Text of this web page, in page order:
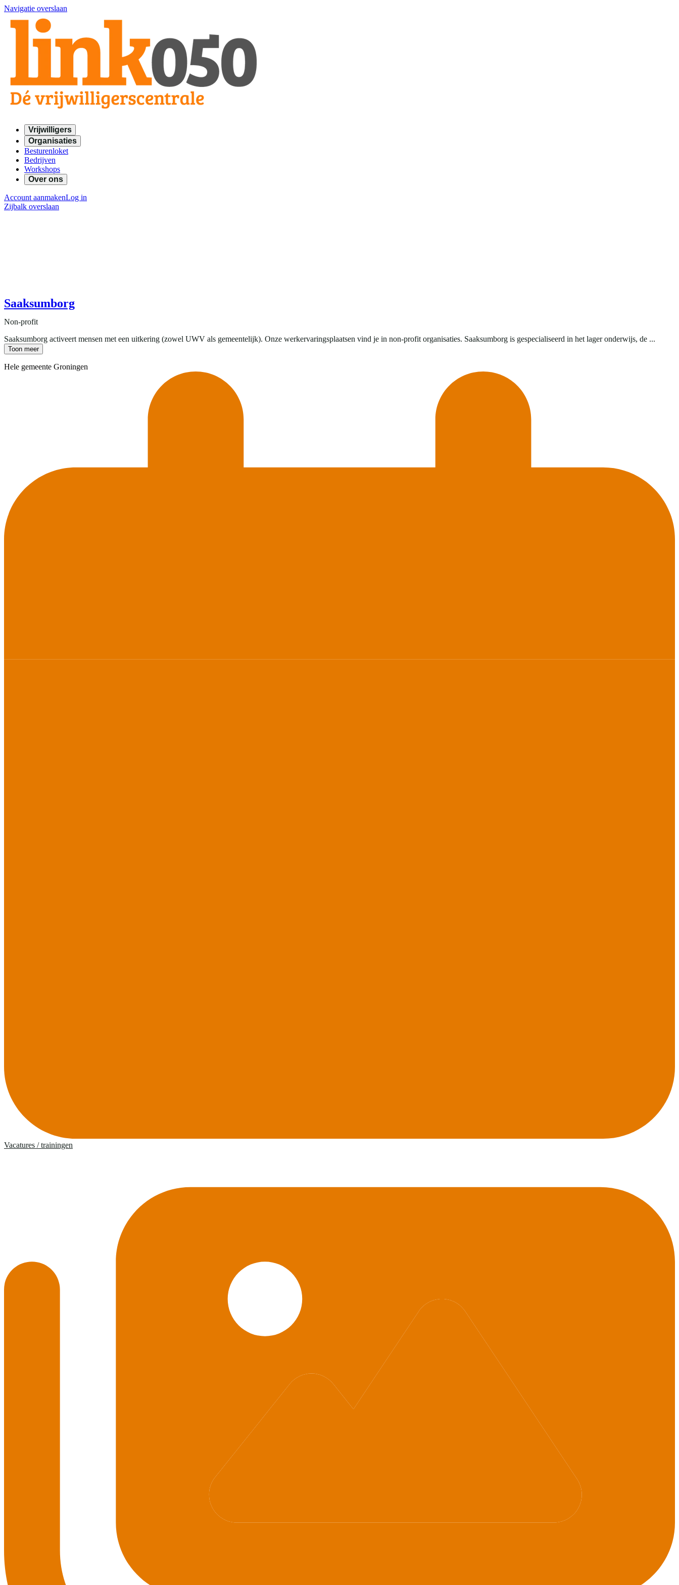
Navigatie overslaan
Vrijwilligers
Organisaties
Besturenloket
Bedrijven
Workshops
Over ons
Account aanmakenLog in
Zijbalk overslaan
Saaksumborg
Non-profit
Saaksumborg activeert mensen met een uitkering (zowel UWV als gemeentelijk). Onze werkervaringsplaatsen vind je in non-profit organisaties. Saaksumborg is gespecialiseerd in het lager onderwijs, de ...
Toon meer
Hele gemeente Groningen
Vacatures / trainingen